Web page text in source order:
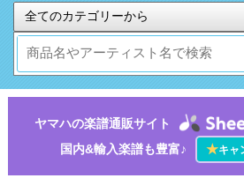
ヤマハの楽譜通販サイト
国内&輸入楽譜も豊富♪
★キャ